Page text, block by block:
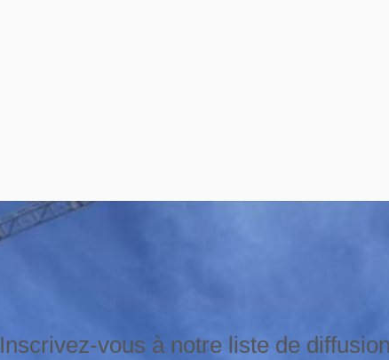
Inscrivez-vous à notre liste de diffusion